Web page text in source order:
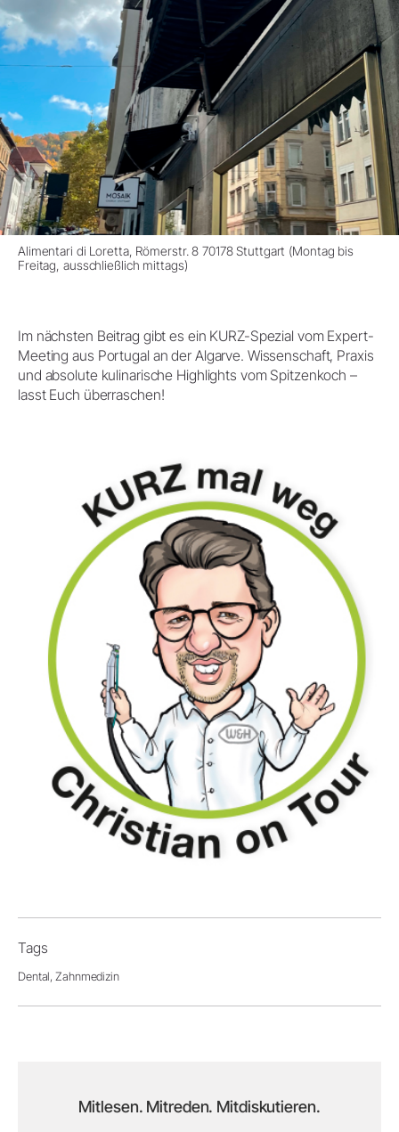
Alimentari di Loretta, Römerstr. 8 70178 Stuttgart (Montag bis
Freitag, ausschließlich mittags)
Im nächsten Beitrag gibt es ein KURZ-Spezial vom Expert-
Meeting aus Portugal an der Algarve. Wissenschaft, Praxis
und absolute kulinarische Highlights vom Spitzenkoch –
lasst Euch überraschen!
Tags
Dental, Zahnmedizin
Mitlesen. Mitreden. Mitdiskutieren.